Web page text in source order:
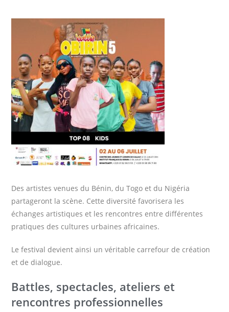
Des artistes venues du Bénin, du Togo et du Nigéria
partageront la scène. Cette diversité favorisera les
échanges artistiques et les rencontres entre différentes
pratiques des cultures urbaines africaines.
Le festival devient ainsi un véritable carrefour de création
et de dialogue.
Battles, spectacles, ateliers et
rencontres professionnelles